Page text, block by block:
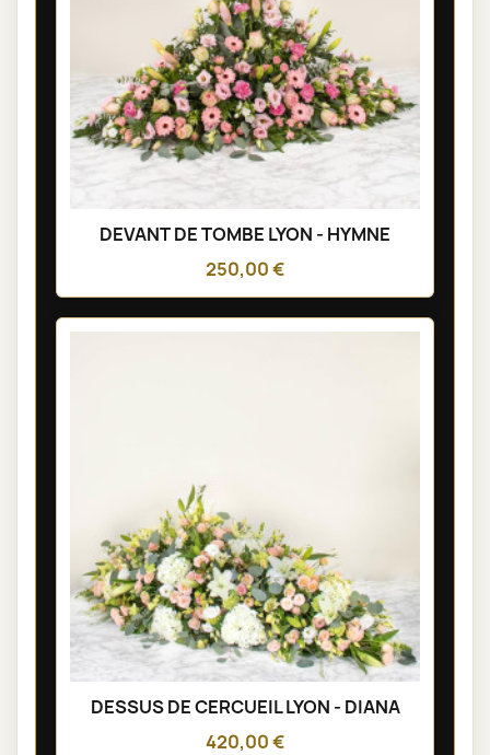
DEVANT DE TOMBE LYON - HYMNE
250,00 €
DESSUS DE CERCUEIL LYON - DIANA
420,00 €